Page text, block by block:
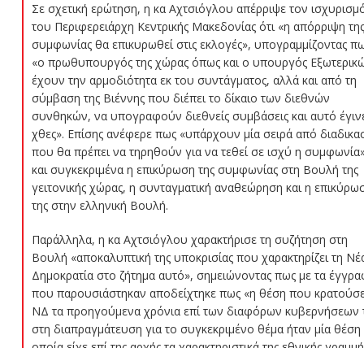
Σε σχετική ερώτηση, η κα Αχτσιόγλου απέρριψε τον
του Περιφερειάρχη Κεντρικής Μακεδονίας ότι «η απόρριψη της
συμφωνίας θα επικυρωθεί στις εκλογές», υπογραμμίζοντας
«ο πρωθυπουργός της χώρας όπως και ο υπουργός
έχουν την αρμοδιότητα εκ του συντάγματος, αλλά και από τη
σύμβαση της Βιέννης που διέπει το δίκαιο των διεθνών
συνθηκών, να υπογραφούν διεθνείς συμβάσεις και αυτό
χθες». Επίσης ανέφερε πως «υπάρχουν μία σειρά από
που θα πρέπει να τηρηθούν για να τεθεί σε ισχύ η
και συγκεκριμένα η επικύρωση της συμφωνίας στη Βουλή της
γειτονικής χώρας, η συνταγματική αναθεώρηση και η
της στην ελληνική Βουλή.
Παράλληλα, η κα Αχτσιόγλου χαρακτήρισε τη συζήτηση στη
Βουλή «αποκαλυπτική της υποκρισίας που χαρακτηρίζει τη
Δημοκρατία στο ζήτημα αυτό», σημειώνοντας πως με τα
που παρουσιάστηκαν αποδείχτηκε πως «η θέση που
ΝΔ τα προηγούμενα χρόνια επί των διαφόρων κυβερνήσεων
στη διαπραγμάτευση για το συγκεκριμένο θέμα ήταν μία θέση